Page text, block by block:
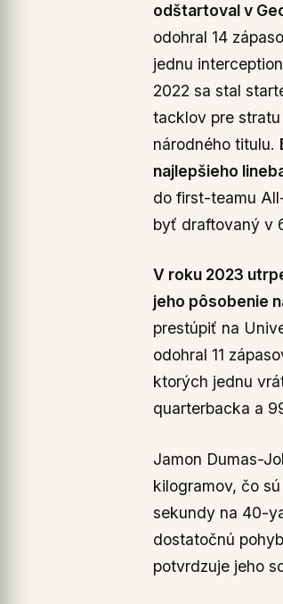
odštartoval v
odohral 14
jednu
2022 sa stal
tacklov pre
národného titulu.
najlepšieho
do first-teamu
byť draftovaný v
V roku 2023
jeho pôsobenie
prestúpiť na
odohral 11
ktorých jednu
quarterbacka a
Jamon Dumas-
kilogramov, čo
sekundy na 40-
dostatočnú
potvrdzuje jeho